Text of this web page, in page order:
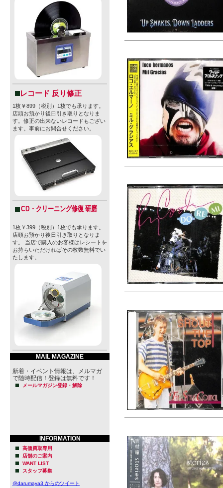
レコード 反り修正
1枚￥899（税別）1枚でも承ります。
店頭お預かり後日引き取りとなりま
す。修正の出来ないレコードもござい
ます。事前にお問合せください。
CD・クリーニング修復 研磨
1枚￥399（税別）1枚でも承ります。
店頭お預かり後日引き取りとなりま
す。 当店で購入のお客様はレシートを
お持ちいただければその枚数無料でい
たします。
MAIL MAGAZINE
新着・イベント情報は、メルマガ
で随時配信！登録は無料です！
メールマガジン登録・解除
INFORMATION
高価買取専用
店舗のご案内
WANT LIST
スタッフ募集
@darumaya3 からのツイート